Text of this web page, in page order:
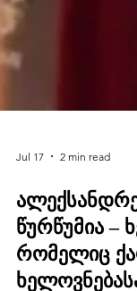
Jul 17 2 min read